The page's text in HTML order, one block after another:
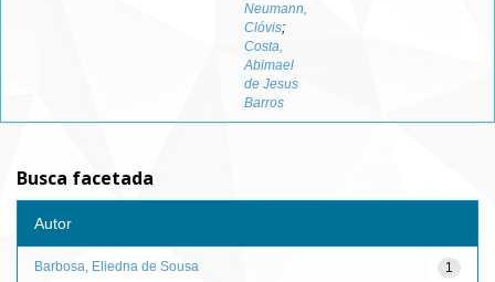
Neumann,
Clóvis;
Costa,
Abimael
de Jesus
Barros
Busca facetada
Autor
1
Barbosa, Eliedna de Sousa